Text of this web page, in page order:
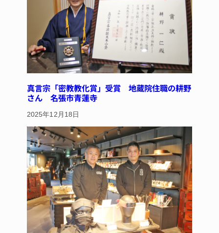
真言宗「密教教化賞」受賞 地蔵院住職の耕野
さん 名張市青蓮寺
2025年12月18日